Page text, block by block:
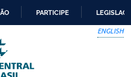
PARTICIPE
ENGLISH